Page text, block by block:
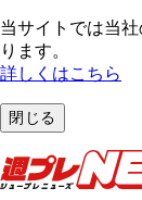
当サイトでは当
ります。
詳しくはこちら
閉じる